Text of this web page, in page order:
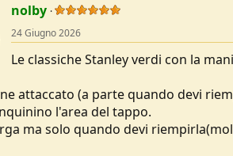
nolby
24 Giugno 2026
Le classiche Stanley verdi con la
attaccato (a parte quando devi
l'area del tappo.
ma solo quando devi